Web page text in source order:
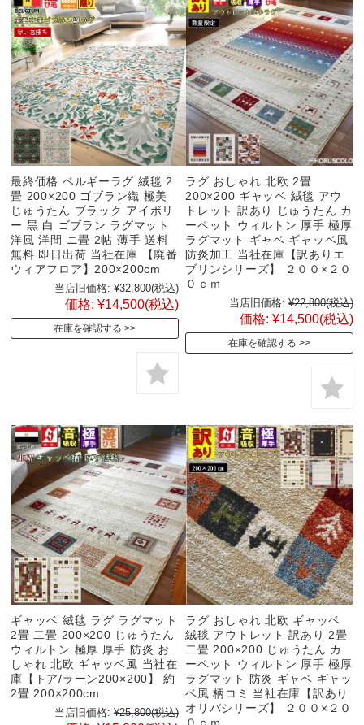
最終価格 ベルギーラグ 絨毯 2
畳 200×200 ゴブラン織 極美
じゅうたん ブラック アイボリ
ー 黒 白 ゴブラン ラグマット
洋風 洋間 ニ畳 2帖 薄手 送料
無料 即日出荷 当社在庫 【廃番
ウィアフロア】200×200cm
当店旧価格: ¥32,800(税込)
価格: ¥14,500(税込)
在庫を確認する
ラグ おしゃれ 北欧 2畳
200×200 ギャッベ 絨毯 アウ
トレット 訳あり じゅうたん カ
ーペット ウィルトン 厚手 極厚
ラグマット ギャベ ギャッベ風
防炎加工 当社在庫【訳ありエ
ブリンシリーズ】 ２００×２０
０ｃｍ
当店旧価格: ¥22,800(税込)
価格: ¥14,500(税込)
在庫を確認する
ギャッベ 絨毯 ラグ ラグマット
2畳 二畳 200×200 じゅうたん
ウィルトン 極厚 厚手 防炎 お
しゃれ 北欧 ギャッベ風 当社在
庫【トア/ラーン200×200】 約
2畳 200×200cm
当店旧価格: ¥25,800(税込)
ラグ おしゃれ 北欧 ギャッベ
絨毯 アウトレット 訳あり 2畳
二畳 200×200 じゅうたん カ
ーペット ウィルトン 厚手 極厚
ラグマット 防炎 ギャベ ギャッ
ベ風 柄コミ 当社在庫【訳あり
オリバシリーズ】 ２００×２０
０ｃｍ